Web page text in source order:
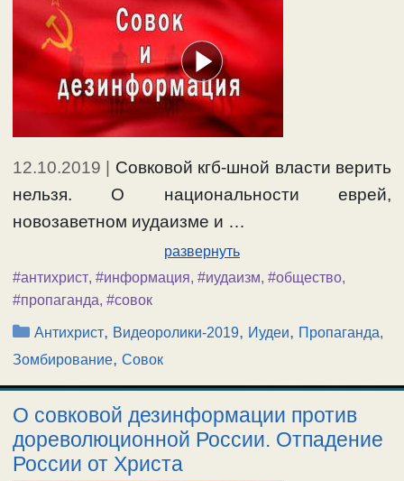
12.10.2019 | Совковой кгб-шной власти верить
нельзя. О национальности еврей,
новозаветном иудаизме и …
развернуть
#антихрист, #информация, #иудаизм, #общество,
#пропаганда, #совок
Рубрики
Антихрист, Видеоролики-2019, Иудеи, Пропаганда,
Зомбирование, Совок
О совковой дезинформации против
дореволюционной России. Отпадение
России от Христа